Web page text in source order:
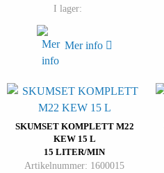
I lager:
Mer info
SKUMSET KOMPLETT M22
KEW 15 L
15 LITER/MIN
Artikelnummer: 1600015